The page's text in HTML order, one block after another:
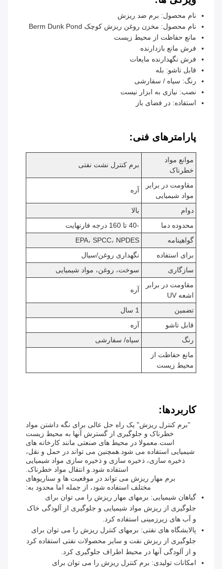
نام محصول: برم ضد ریزش
نام محصول: مخزن روغن ریزش کوچک Berm Dunk Pond
مانع حفاظت از محیط زیست
فرش مانع بازدارنده
فرش نگهدارنده مایعات
قابل تاشو: بله
رنگ: سیاه / سفارشی
نصب: نیازی به ابزار نیست
استفاده: در فضای باز
پارامترهای فنی:
موانع مواد
خطرناک
برم کنترل نشت نفتی
مقاومت در برابر
مواد شیمیایی
آره
دوام
بالا
محدوده دما
-40 تا 160 درجه فارنهایت
گواهینامه
EPA، SPCC، NPDES
برای استفاده
نگهداری روغن/سیال
سازگاری
سوخت، روغن، مواد شیمیایی
مقاومت در برابر
اشعه UV
آره
تضمین
1 سال
قابل تاشو
آره
رنگ
سیاه/ سفارشی
مانع حفاظت از
محیط زیست
کاربردها:
"برم کنترل ریزش" یک راه حل عالی برای نگه داشتن مواد
خطرناک و جلوگیری از گسترش آنها به محیط زیست
است.معمولا در محیط های صنعتی مانند کارخانه های
شیمیایی استفاده می شود.همچنین می تواند در حمل و نقل،
ذخیره سازی، ذخیره سازی و ذخیره سازی مواد شیمیایی
استفاده شود.و انتقال مواد خطرناک.
برم مهار ریزش می تواند در موقعیت ها و سناریوهای
مختلف استفاده شود، از جمله اما محدود به:
گیاهان شیمیایی: برمهای مهار ریزش را می توان برای
جلوگیری از ریزش مواد شیمیایی و جلوگیری از آلودگی خاک
و آب های زیرزمینی استفاده کرد.
پالایشگاه های نفتی: برمهای کنترل ریزش را می توان برای
جلوگیری از ریزش نفت و سایر محصولات نفتی استفاده کرد
و از آلودگی آنها در محیط اطراف جلوگیری کرد.
امکانات تولیدی: برم کنترل ریزش را می توان برای